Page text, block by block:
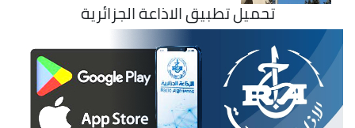
تحميل تطبيق الاذاعة الجزائرية